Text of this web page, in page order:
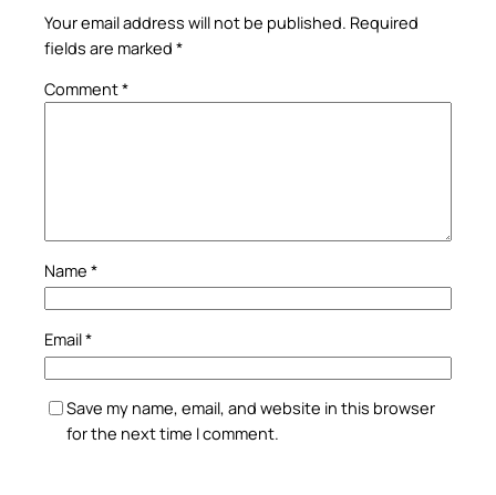
Your email address will not be published. Required
fields are marked *
Comment*
Name *
Email*
Save my name, email, and website in this browser
for the next time I comment.